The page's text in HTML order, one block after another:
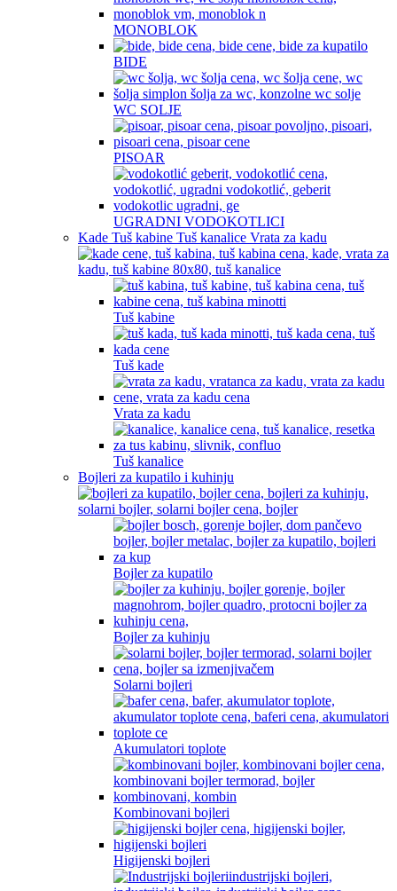
MONOBLOK
BIDE
WC SOLJE
PISOAR
UGRADNI VODOKOTLICI
Kade Tuš kabine Tuš kanalice Vrata za kadu
Tuš kabine
Tuš kade
Vrata za kadu
Tuš kanalice
Bojleri za kupatilo i kuhinju
Bojler za kupatilo
Bojler za kuhinju
Solarni bojleri
Akumulatori toplote
Kombinovani bojleri
Higijenski bojleri